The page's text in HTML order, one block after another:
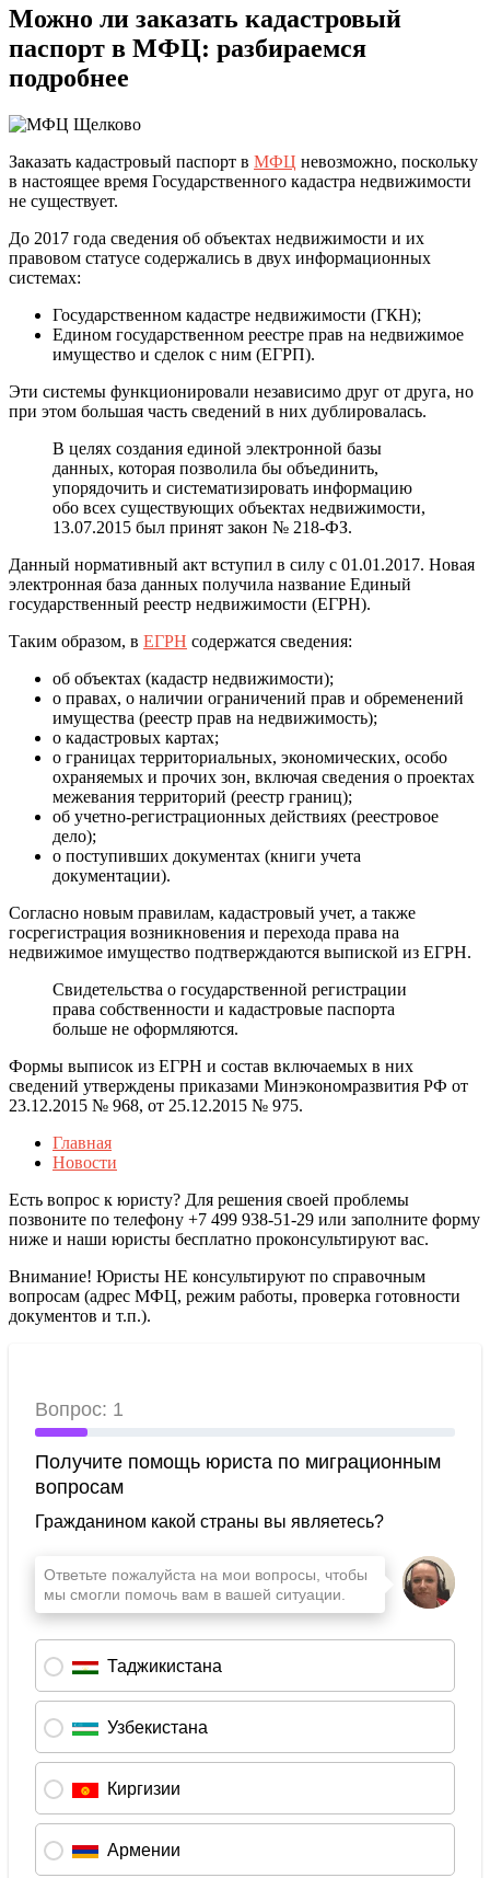
Можно ли заказать кадастровый
паспорт в МФЦ: разбираемся
подробнее
Заказать кадастровый паспорт в МФЦ невозможно, поскольку
в настоящее время Государственного кадастра недвижимости
не существует.
До 2017 года сведения об объектах недвижимости и их
правовом статусе содержались в двух информационных
системах:
Государственном кадастре недвижимости (ГКН);
Едином государственном реестре прав на недвижимое
имущество и сделок с ним (ЕГРП).
Эти системы функционировали независимо друг от друга, но
при этом большая часть сведений в них дублировалась.
В целях создания единой электронной базы
данных, которая позволила бы объединить,
упорядочить и систематизировать информацию
обо всех существующих объектах недвижимости,
13.07.2015 был принят закон № 218-ФЗ.
Данный нормативный акт вступил в силу с 01.01.2017. Новая
электронная база данных получила название Единый
государственный реестр недвижимости (ЕГРН).
Таким образом, в ЕГРН содержатся сведения:
об объектах (кадастр недвижимости);
о правах, о наличии ограничений прав и обременений
имущества (реестр прав на недвижимость);
о кадастровых картах;
о границах территориальных, экономических, особо
охраняемых и прочих зон, включая сведения о проектах
межевания территорий (реестр границ);
об учетно-регистрационных действиях (реестровое
дело);
о поступивших документах (книги учета
документации).
Согласно новым правилам, кадастровый учет, а также
госрегистрация возникновения и перехода права на
недвижимое имущество подтверждаются выпиской из ЕГРН.
Свидетельства о государственной регистрации
права собственности и кадастровые паспорта
больше не оформляются.
Формы выписок из ЕГРН и состав включаемых в них
сведений утверждены приказами Минэкономразвития РФ от
23.12.2015 № 968, от 25.12.2015 № 975.
Главная
Новости
Есть вопрос к юристу? Для решения своей проблемы
позвоните по телефону +7 499 938-51-29 или заполните форму
ниже и наши юристы бесплатно проконсультируют вас.
Внимание! Юристы НЕ консультируют по справочным
вопросам (адрес МФЦ, режим работы, проверка готовности
документов и т.п.).